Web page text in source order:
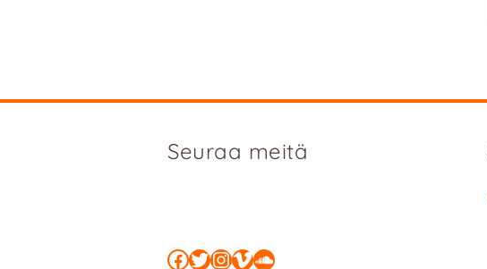
Seuraa meitä
Facebook
Twitter
Instagram
Vimeo
SoundCloud